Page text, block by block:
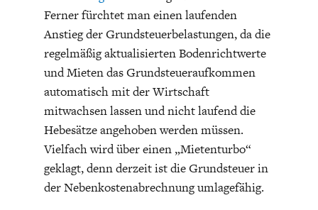
Ferner fürchtet man einen laufenden
Anstieg der Grundsteuerbelastungen, da die
regelmäßig aktualisierten Bodenrichtwerte
und Mieten das Grundsteueraufkommen
automatisch mit der Wirtschaft
mitwachsen lassen und nicht laufend die
Hebesätze angehoben werden müssen.
Vielfach wird über einen „Mietenturbo“
geklagt, denn derzeit ist die Grundsteuer in
der Nebenkostenabrechnung umlagefähig.